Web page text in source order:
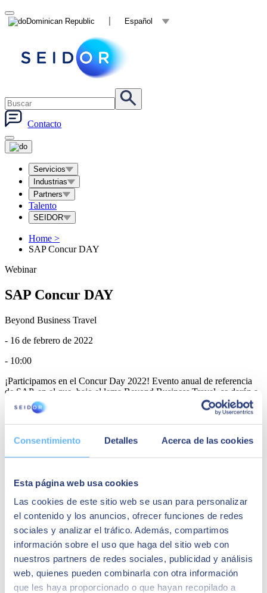
Consentimiento Detalles Acerca de las cookies
Esta página web usa cookies
Las cookies de este sitio web se usan para personalizar
el contenido y los anuncios, ofrecer funciones de redes
sociales y analizar el tráfico. Además, compartimos
información sobre el uso que haga del sitio web con
nuestros partners de redes sociales, publicidad y análisis
web, quienes pueden combinarla con otra información
que les haya proporcionado o que hayan recopilado a
Dominican Republic Español
Contacto
Servicios
Industrias
Partners
Talento
SEIDOR
Home >
SAP Concur DAY
Webinar
SAP Concur DAY
Beyond Business Travel
- 16 de febrero de 2022
- 10:00
¡Participamos en el Concur Day 2022! Evento anual de referencia
de SAP, en el que, bajo el lema Beyond Business Travel, se darán a
conocer todas las novedades y tendencias del Travel & Expense.
SEIDOR es patrocinador Gold y, además, participará en la mesa
organizaciones, de la mano de Sergio Iznajar Martín, responsable de
la división de SAP Concur en Seidor y Raquel Vaquero, travel
en BBVA y Silvia Mancha, Sales Manager SAP Concur, quien
moderará la mesa redonda.